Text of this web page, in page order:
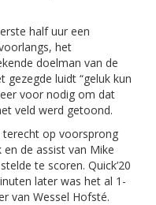
half uur een
het
doelman van de
gezegde luidt “geluk kun
voor nodig om dat
veld werd getoond.
terecht op voorsprong
de assist van Mike
te scoren. Quick’20
later was het al 1-
van Wessel Hofsté.